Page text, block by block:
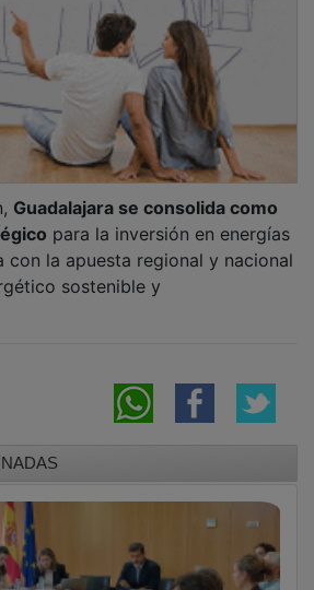
Guadalajara se consolida como
para la inversión en energías
con la apuesta regional y nacional
sostenible y